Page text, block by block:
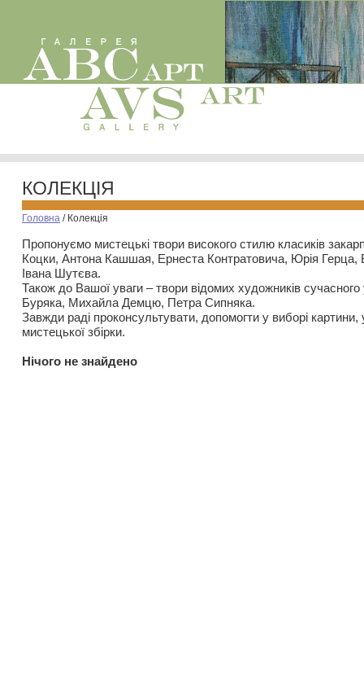
КОЛЕКЦІЯ
Головна / Колекція
Пропонуємо мистецькі твори високого стилю класиків
Коцки, Антона Кашшая, Ернеста Контратовича, Юрія
Івана Шутєва.
Також до Вашої уваги – твори відомих художників
Буряка, Михайла Демцю, Петра Сипняка.
Завжди раді проконсультувати, допомогти у виборі картини,
мистецької збірки.
Нiчого не знайдено